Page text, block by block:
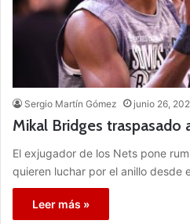
Sergio Martín Gómez junio 26,
Mikal Bridges traspasado
El exjugador de los Nets pone
quieren luchar por el anillo desde
Leer más »